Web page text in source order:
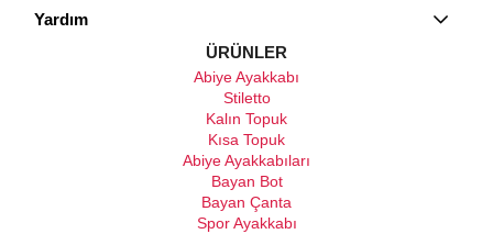
Yardım
ÜRÜNLER
Abiye Ayakkabı
Stiletto
Kalın Topuk
Kısa Topuk
Abiye Ayakkabıları
Bayan Bot
Bayan Çanta
Spor Ayakkabı